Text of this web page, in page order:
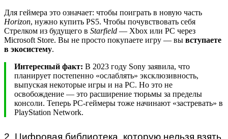
Для геймера это означает: чтобы поиграть в новую часть
Horizon, нужно купить PS5. Чтобы почувствовать себя
Стрелком из будущего в Starfield — Xbox или PC через
Microsoft Store. Вы не просто покупаете игру — вы вступаете
в экосистему.
Интересный факт: В 2023 году Sony заявила, что
планирует постепенно «ослаблять» эксклюзивность,
выпуская некоторые игры и на PC. Но это не
освобождение — это расширение тюрьмы за пределы
консоли. Теперь PC-геймеры тоже начинают «застревать» в
PlayStation Network.
2. Цифровая библиотека, которую нельзя взять